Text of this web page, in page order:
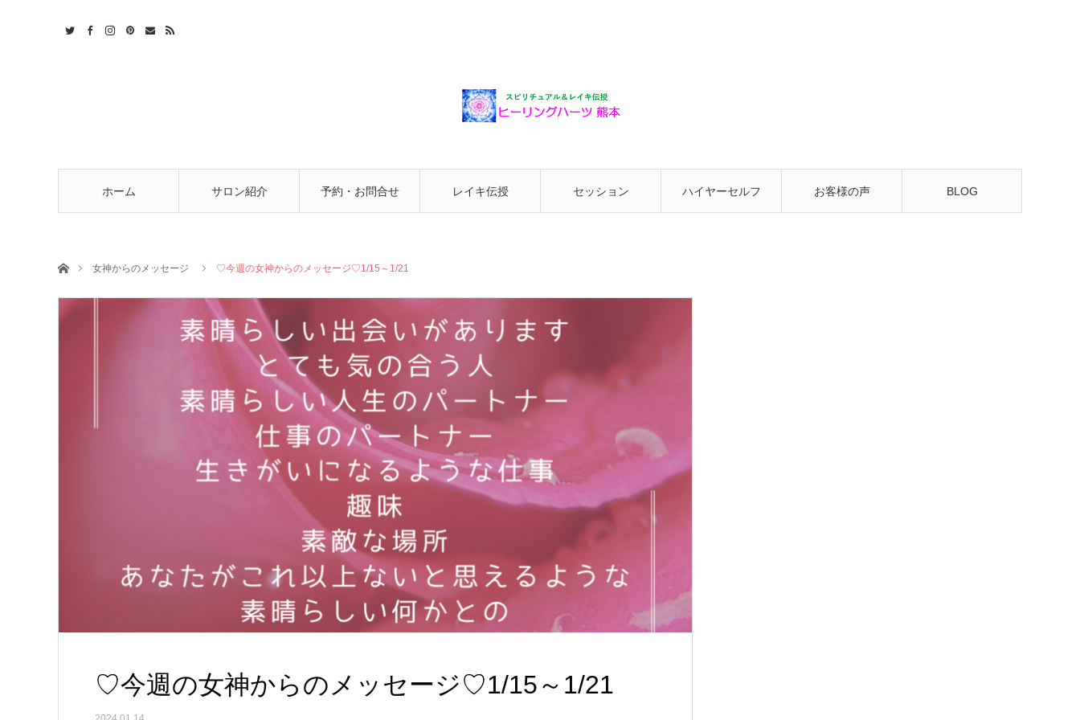
ホーム サロン紹介 予約・お問合せ レイキ伝授 セッション ハイヤーセルフ お客様の声 BLOG
ホーム女神からのメッセージ ♡今週の女神からのメッセージ♡1/15～1/21
♡今週の女神からのメッセージ♡1/15～1/21